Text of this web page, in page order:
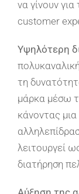
να γίνουν
customer
Υψηλότερη
τη
μάρκα μέσω
κάνοντας
λειτουργεί
διατήρηση